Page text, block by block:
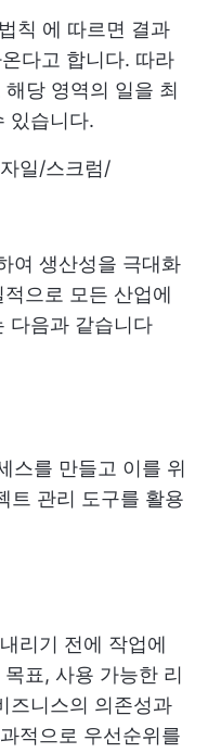
칙 에 따르면 결과
다고 합니다. 따라
당 영역의 일을 최
있습니다.
일/스크럼/
여 생산성을 극대화
으로 모든 산업에
다음과 같습니다
스를 만들고 이를 위
트 관리 도구를 활용
리기 전에 작업에
표, 사용 가능한 리
즈니스의 의존성과
적으로 우선순위를